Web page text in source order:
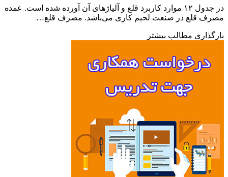
در جدول ۱۲ موارد کاربرد قلع و آلیاژهای آن آورده شده است. عمده
قلع در صنعت لحیم کاری می‌باشد. مصرف قلع…
مطالب بیشتر